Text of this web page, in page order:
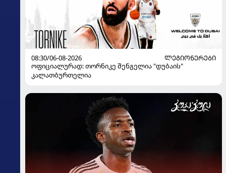
08:30/06-08-2026
ᲚᲔᲒᲘᲝᲜᲔᲠᲔᲑᲘ
ოფიციალურად: თორნიკე შენგელია "დუბაის"
კალათბურთელია